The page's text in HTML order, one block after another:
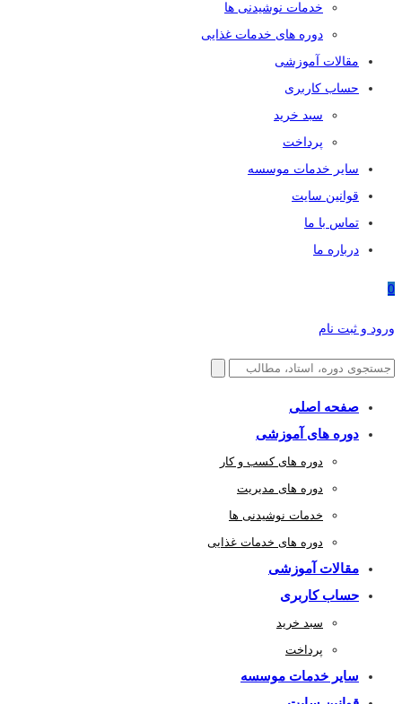
خدمات نوشیدنی ها
دوره های خدمات غذایی
مقالات آموزشی
حساب کاربری
سبد خرید
پرداخت
سایر خدمات موسسه
قوانین سایت
تماس با ما
درباره ما
0
ورود و ثبت نام
صفحه اصلی
دوره های آموزشی
دوره های کسب و کار
دوره های مدیریت
خدمات نوشیدنی ها
دوره های خدمات غذایی
مقالات آموزشی
حساب کاربری
سبد خرید
پرداخت
سایر خدمات موسسه